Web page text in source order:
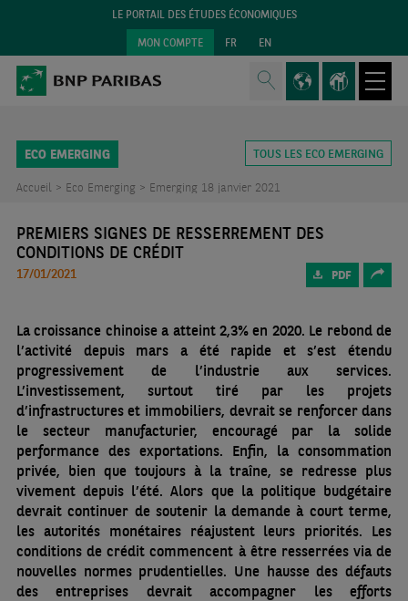
LE PORTAIL DES ÉTUDES ÉCONOMIQUES
MON COMPTE FR EN
ECO EMERGING TOUS LES ECO EMERGING
Accueil > Eco Emerging > Emerging 18 janvier 2021
PREMIERS SIGNES DE RESSERREMENT DES
CONDITIONS DE CRÉDIT
17/01/2021 PDF
La croissance chinoise a atteint 2,3% en 2020. Le rebond de
l’activité depuis mars a été rapide et s’est étendu
progressivement de l’industrie aux services.
L’investissement, surtout tiré par les projets
d’infrastructures et immobiliers, devrait se renforcer dans
le secteur manufacturier, encouragé par la solide
performance des exportations. Enfin, la consommation
privée, bien que toujours à la traîne, se redresse plus
vivement depuis l’été. Alors que la politique budgétaire
devrait continuer de soutenir la demande à court terme,
les autorités monétaires réajustent leurs priorités. Les
conditions de crédit commencent à être resserrées via de
nouvelles normes prudentielles. Une hausse des défauts
des entreprises devrait accompagner les efforts